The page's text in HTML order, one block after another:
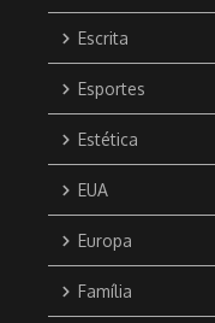
Escrita
Esportes
Estética
EUA
Europa
Família